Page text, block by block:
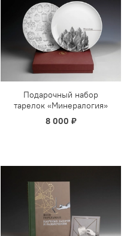
Подарочный набор
тарелок «Минералогия»
8 000 ₽